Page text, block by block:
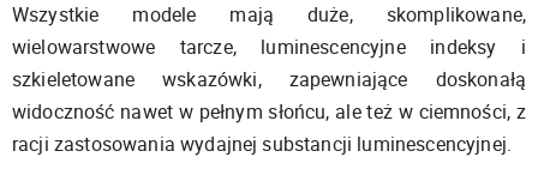
Wszystkie modele mają duże, skomplikowane,
wielowarstwowe tarcze, luminescencyjne indeksy i
szkieletowane wskazówki, zapewniające doskonałą
widoczność nawet w pełnym słońcu, ale też w ciemności, z
racji zastosowania wydajnej substancji luminescencyjnej.